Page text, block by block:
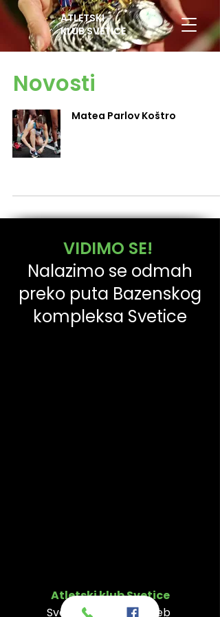
ATLETSKI
KLUB SVETICE
Novosti
Matea Parlov Koštro
VIDIMO SE!
Nalazimo se odmah
preko puta Bazenskog
kompleksa Svetice
Atletski klub Svetice
Svetice 1, 10000 Zagreb